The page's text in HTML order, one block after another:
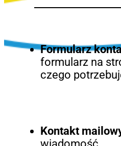
Formularz
formularz na
czego
Kontakt